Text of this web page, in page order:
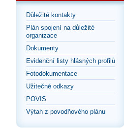
Důležité kontakty
Plán spojení na důležité
organizace
Dokumenty
Evidenční listy hlásných profilů
Fotodokumentace
Užitečné odkazy
POVIS
Výtah z povodňového plánu